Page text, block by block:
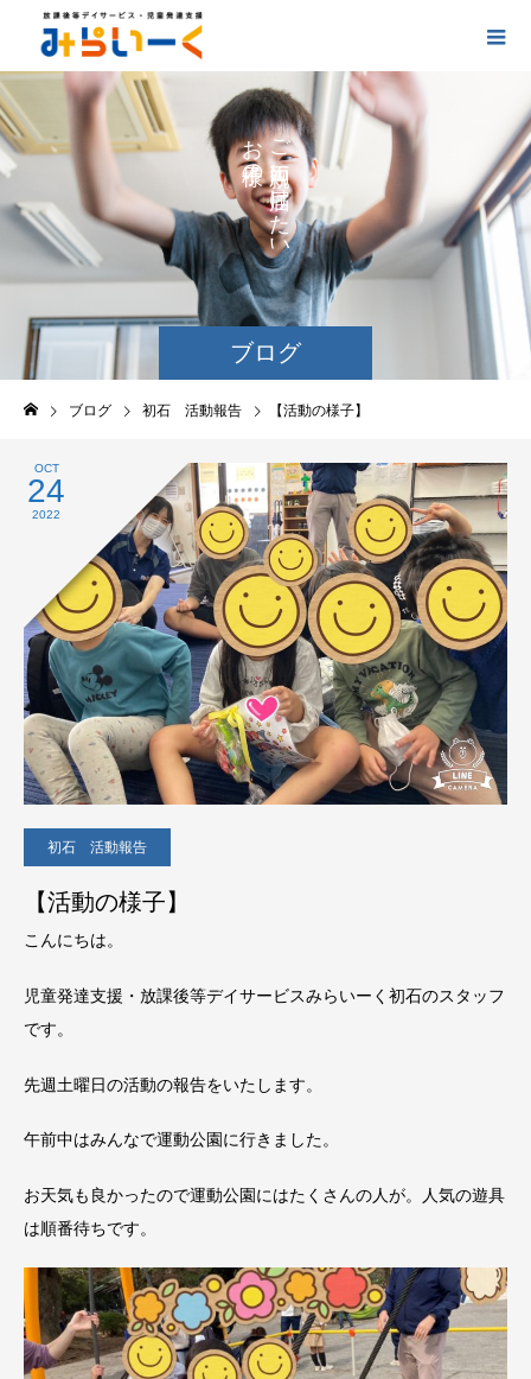
ブログ
ご
に
け
た
い
お
の
の
ブログ 初石 活動報告 【活動の様子】
OCT
24
2022
初石 活動報告
【活動の様子】
こんにちは。
児童発達支援・放課後等デイサービスみらいーく初石のスタッフ
です。
先週土曜日の活動の報告をいたします。
午前中はみんなで運動公園に行きました。
お天気も良かったので運動公園にはたくさんの人が。人気の遊具
は順番待ちです。